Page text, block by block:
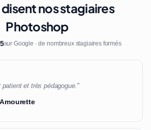
nos stagiaires
Photoshop
sur Google · de nombreux stagiaires formés
et très pédagogue."